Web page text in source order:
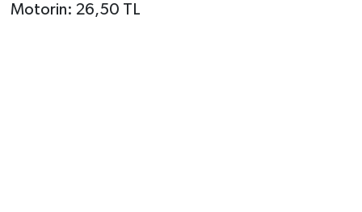
Motorin: 26,50 TL